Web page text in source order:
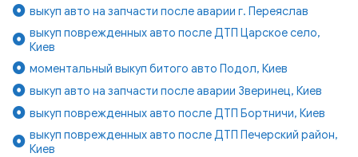
выкуп авто на запчасти после аварии г. Переяслав
выкуп поврежденных авто после ДТП Царское село,
Киев
моментальный выкуп битого авто Подол, Киев
выкуп авто на запчасти после аварии Зверинец, Киев
выкуп поврежденных авто после ДТП Бортничи, Киев
выкуп поврежденных авто после ДТП Печерский район,
Киев